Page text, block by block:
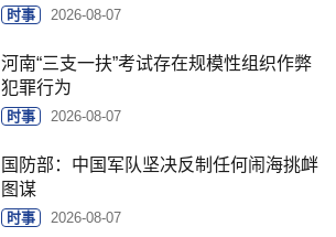
时事 2026-08-07
河南“三支一扶”考试存在规模性组织作弊
犯罪行为
时事 2026-08-07
国防部：中国军队坚决反制任何闹海挑衅
图谋
时事 2026-08-07